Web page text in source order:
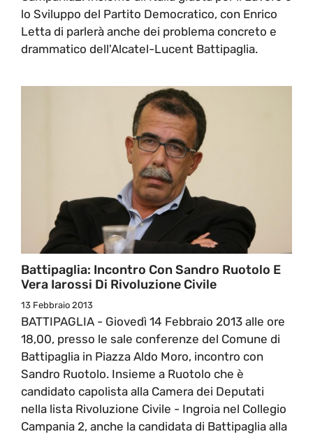
lo Sviluppo del Partito Democratico, con Enrico
Letta di parlerà anche dei problema concreto e
drammatico dell'Alcatel-Lucent Battipaglia.
Battipaglia: Incontro Con Sandro Ruotolo E
Vera Iarossi Di Rivoluzione Civile
13 Febbraio 2013
BATTIPAGLIA - Giovedì 14 Febbraio 2013 alle ore
18,00, presso le sale conferenze del Comune di
Battipaglia in Piazza Aldo Moro, incontro con
Sandro Ruotolo. Insieme a Ruotolo che è
candidato capolista alla Camera dei Deputati
nella lista Rivoluzione Civile - Ingroia nel Collegio
Campania 2, anche la candidata di Battipaglia alla